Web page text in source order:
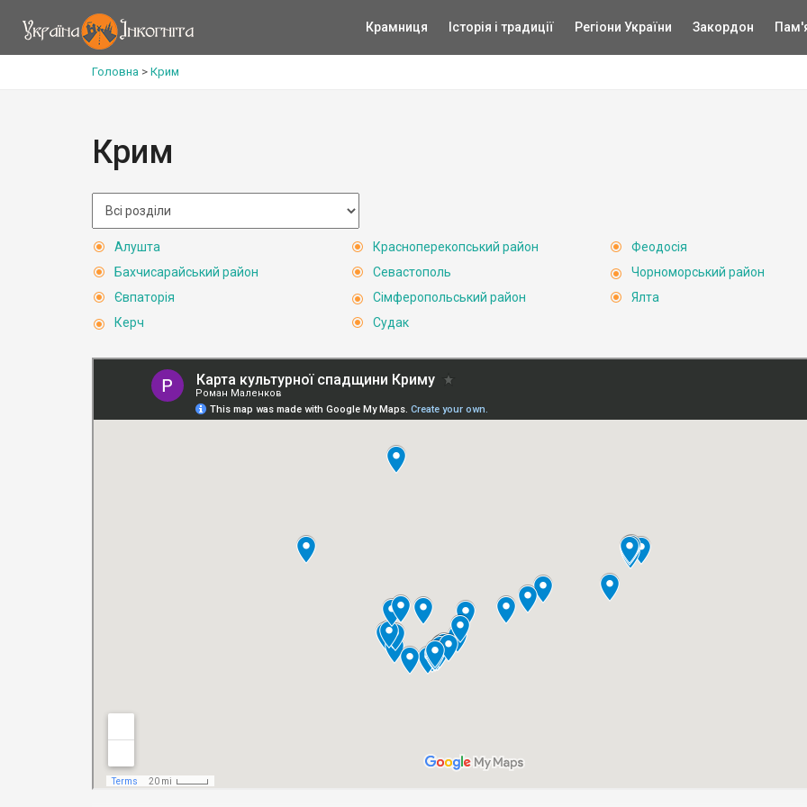
Крамниця Історія і традиції Регіони України Закордон
Головна > Крим
Крим
Алушта
Бахчисарайський район
Євпаторія
Керч
Красноперекопський район
Севастополь
Сімферопольський район
Судак
Феодосія
Чорноморський район
Ялта